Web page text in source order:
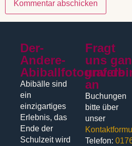
Der-
Andere-
Abiballfotograf.de
Abibälle sind
ein
einzigartiges
Erlebnis, das
Ende der
Schulzeit wird
Fragt
uns
an
Buchungen
bitte über
unser
Telefon: